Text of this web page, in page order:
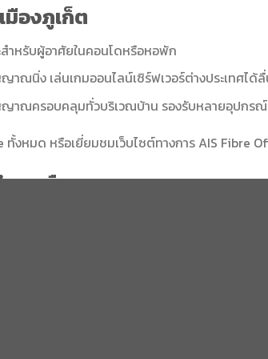
มืองภูเก็ต
สำหรับผู้อาศัยในคอนโดหรือหอพัก
ณนิ่ง เล่นเกมออนไลน์เซิร์ฟเวอร์ต่างประเทศได้
ญาณครอบคลุมทั่วบริเวณบ้าน รองรับหลายอุปกรณ์
ทั้งหมด หรือเยี่ยมชมเว็บไซต์ทางการ AIS Fibre
เขตเมือง